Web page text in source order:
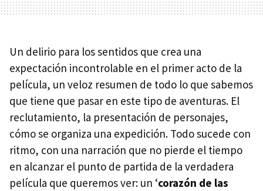
Un delirio para los sentidos que crea una
expectación incontrolable en el primer acto de la
película, un veloz resumen de todo lo que sabemos
que tiene que pasar en este tipo de aventuras. El
reclutamiento, la presentación de personajes,
cómo se organiza una expedición. Todo sucede con
ritmo, con una narración que no pierde el tiempo
en alcanzar el punto de partida de la verdadera
película que queremos ver: un ‘corazón de las